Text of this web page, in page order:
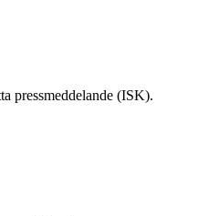
pressmeddelande (ISK).